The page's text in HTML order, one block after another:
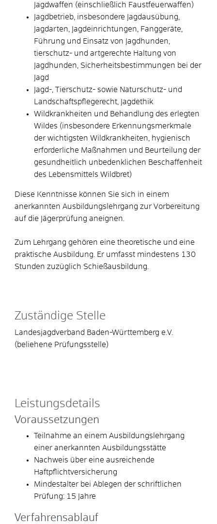
Jagdwaffen (einschließlich Faustfeuerwaffen)
Jagdbetrieb, insbesondere Jagdausübung,
Jagdarten, Jagdeinrichtungen, Fanggeräte,
Führung und Einsatz von Jagdhunden,
tierschutz- und artgerechte Haltung von
Jagdhunden, Sicherheitsbestimmungen bei der
Jagd
Jagd-, Tierschutz- sowie Naturschutz- und
Landschaftspflegerecht, Jagdethik
Wildkrankheiten und Behandlung des erlegten
Wildes (insbesondere Erkennungsmerkmale
der wichtigsten Wildkrankheiten, hygienisch
erforderliche Maßnahmen und Beurteilung der
gesundheitlich unbedenklichen Beschaffenheit
des Lebensmittels Wildbret)
Diese Kenntnisse können Sie sich in einem
anerkannten Ausbildungslehrgang zur Vorbereitung
auf die Jägerprüfung aneignen.
Zum Lehrgang gehören eine theoretische und eine
praktische Ausbildung. Er umfasst mindestens 130
Stunden zuzüglich Schießausbildung.
Zuständige Stelle
Landesjagdverband Baden-Württemberg e.V.
(beliehene Prüfungsstelle)
Leistungsdetails
Voraussetzungen
Teilnahme an einem Ausbildungslehrgang
einer anerkannten Ausbildungsstätte
Nachweis über eine ausreichende
Haftpflichtversicherung
Mindestalter bei Ablegen der schriftlichen
Prüfung: 15 Jahre
Verfahrensablauf